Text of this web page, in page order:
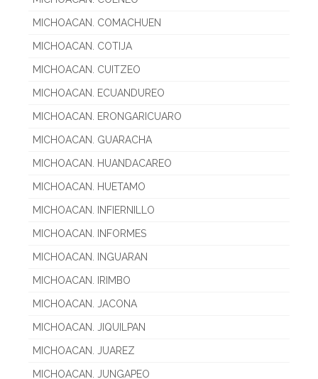
MICHOACAN. COMACHUEN
MICHOACAN. COTIJA
MICHOACAN. CUITZEO
MICHOACAN. ECUANDUREO
MICHOACAN. ERONGARICUARO
MICHOACAN. GUARACHA
MICHOACAN. HUANDACAREO
MICHOACAN. HUETAMO
MICHOACAN. INFIERNILLO
MICHOACAN. INFORMES
MICHOACAN. INGUARAN
MICHOACAN. IRIMBO
MICHOACAN. JACONA
MICHOACAN. JIQUILPAN
MICHOACAN. JUAREZ
MICHOACAN. JUNGAPEO